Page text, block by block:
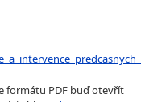
formátu PDF buď otevřít